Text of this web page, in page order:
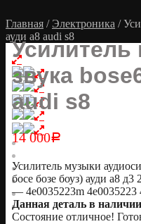
Главная / Электроника /
ауди а8 audi s8
звука
audi s8
14 000Р
Усилитель музыки
босе бозе боуз) ауди а8 д3
— 4e0035223m 4e0035223
Данная деталь в
Состояние отличное!